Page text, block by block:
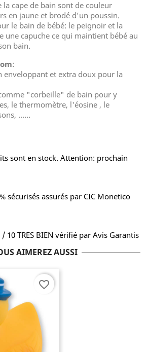
cape de bain sont de couleur
en jaune et brodé d’un poussin.
le bain de bébé: le peignoir et la
une capuche ce qui maintient bébé au
bain.
:
enveloppant et extra doux pour la
"corbeille" de bain pour y
le thermomètre, l'éosine , le
......
sont en stock. Attention: prochain
sécurisés assurés par CIC Monetico
10 TRES BIEN vérifié par Avis Garantis
AIMEREZ AUSSI
favorite_border